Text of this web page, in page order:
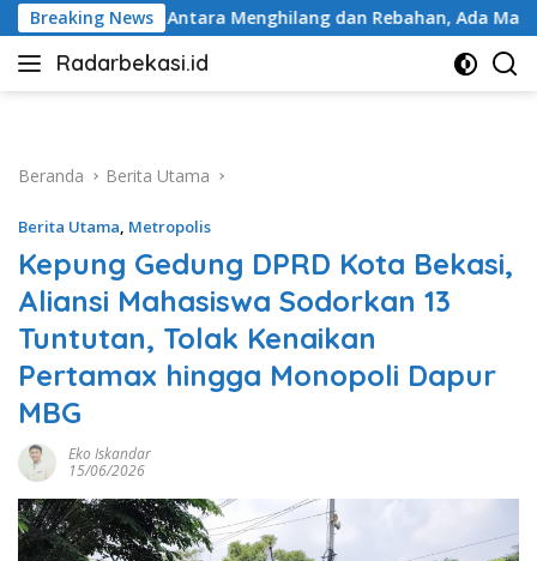
Langsung
ke
konten
Breaking News
Menghilang dan Rebahan, Ada Manusia yang Tetap Berjalan
Radarbekasi.id
Berita
Beranda
Berita Utama
Berita Utama, Metropolis
Kepung Gedung DPRD Kota Bekasi,
Aliansi Mahasiswa Sodorkan 13
Tuntutan, Tolak Kenaikan
Pertamax hingga Monopoli Dapur
MBG
Eko Iskandar
15/06/2026